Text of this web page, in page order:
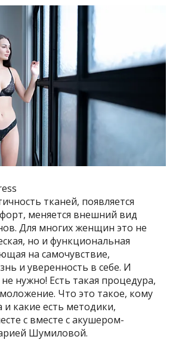
тканей, появляется
меняется внешний вид
Для многих женщин это не
но и функциональная
на самочувствие,
и уверенность в себе. И
нужно! Есть такая процедура,
Что это такое, кому
какие есть методики,
с вместе с акушером-
Шумиловой.